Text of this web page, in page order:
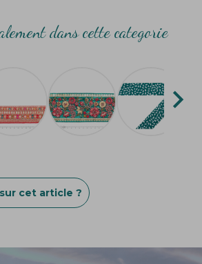
dans cette categorie

cet article ?